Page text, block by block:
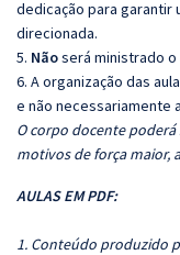
dedicação para garantir
direcionada.
5. Nãoserá ministrado
6. A organização das
e não necessariamente
O corpo docente
motivos de força maior,
AULAS EM PDF:
1. Conteúdo produzido